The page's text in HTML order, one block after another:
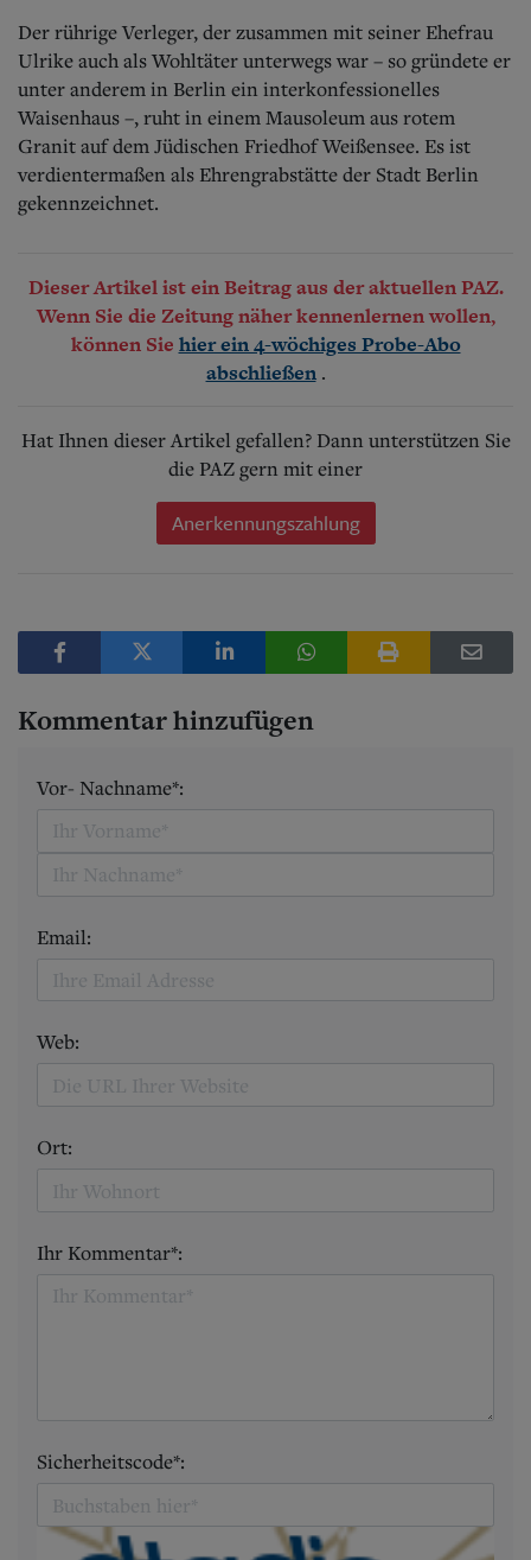
Der rührige Verleger, der zusammen mit seiner Ehefrau
Ulrike auch als Wohltäter unterwegs war – so gründete er
unter anderem in Berlin ein interkonfessionelles
Waisenhaus –, ruht in einem Mausoleum aus rotem
Granit auf dem Jüdischen Friedhof Weißensee. Es ist
verdientermaßen als Ehrengrabstätte der Stadt Berlin
gekennzeichnet.
Dieser Artikel ist ein Beitrag aus der aktuellen PAZ.
Wenn Sie die Zeitung näher kennenlernen wollen,
können Sie hier ein 4-wöchiges Probe-Abo
abschließen .
Hat Ihnen dieser Artikel gefallen? Dann unterstützen Sie
die PAZ gern mit einer
Anerkennungszahlung
Kommentar hinzufügen
Vor- Nachname*:
Email:
Web:
Ort:
Ihr Kommentar*:
Sicherheitscode*: